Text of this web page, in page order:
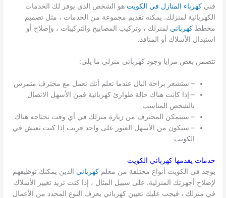
فني كهرباء المنازل في الكويت هو الشخص الذي يوفر لك الخدمات
الكهربائية لمنزلك. يمكنه تقديم مجموعة من الخدمات ، مثل تصميم
مخططكهربائي لمنزلك ، وتركيب المصابيح والتركيبات ، وإصلاح أو
استبدال الأسلاك أو المنافذ.
تتضمن بعض مزايا وجود كهربائي منزلي ما يلي:
– ستشعر براحة البال عندما تعلم أنك تعمل مع محترف متمرس
– إذا كانت هناك حالة طوارئ كهربائية فمن الأسهل الاتصال
بالشخص المناسب
– سيتمكن المحترف من زيارة منزلك في أي وقت تحتاجه هناك
– سيكون من الأسهل العثور على واحد قريب إذا كنت تعيش في
الكويت
خدمات يقدمها كهربائي الكويت
يوجد في الكويت أنواع مختلفة من معلمكهربائي الذين يمكنك توظيفهم
لإصلاح أجهزتك المنزلية. على سبيل المثال ، إذا كنت تريد تغيير الأسلاك
في منزلك ، فيجب عليك تعيين كهربائي يعرف النوع المحدد من الأعمال